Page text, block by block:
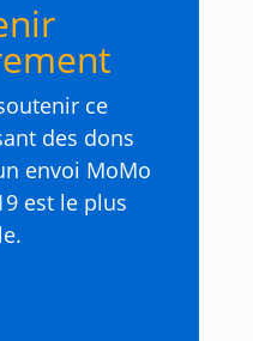
ce
des dons
envoi MoMo
est le plus